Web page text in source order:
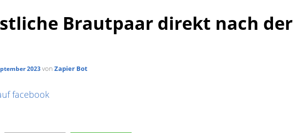
Brautpaar direkt nach der
2023vonZapier Bot
facebook